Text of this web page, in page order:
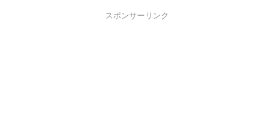
スポンサーリンク